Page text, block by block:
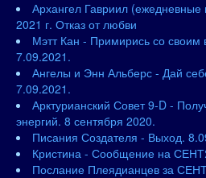
Архангел Гавриил (ежедневные
2021 г. Отказ от любви
Мэтт Кан - Примирись со своим
7.09.2021.
Ангелы и Энн Альберс - Дай
7.09.2021.
Арктурианский Совет 9-D -
энергий. 8 сентября 2020.
Писания Создателя - Выход.
Кристина - Сообщение на
Послание Плеядианцев за